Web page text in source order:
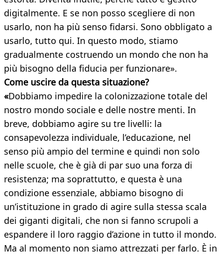
digitalmente. E se non posso scegliere di non
usarlo, non ha più senso fidarsi. Sono obbligato a
usarlo, tutto qui. In questo modo, stiamo
gradualmente costruendo un mondo che non ha
più bisogno della fiducia per funzionare».
Come uscire da questa situazione?
«Dobbiamo impedire la colonizzazione totale del
nostro mondo sociale e delle nostre menti. In
breve, dobbiamo agire su tre livelli: la
consapevolezza individuale, l’educazione, nel
senso più ampio del termine e quindi non solo
nelle scuole, che è già di par suo una forza di
resistenza; ma soprattutto, e questa è una
condizione essenziale, abbiamo bisogno di
un’istituzione in grado di agire sulla stessa scala
dei giganti digitali, che non si fanno scrupoli a
espandere il loro raggio d’azione in tutto il mondo.
Ma al momento non siamo attrezzati per farlo. È in